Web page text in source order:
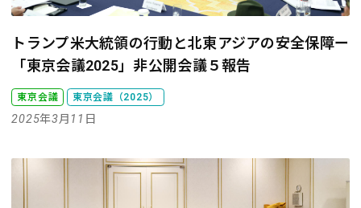
トランプ米大統領の行動と北東アジアの安全保障ー
「東京会議2025」非公開会議５報告
東京会議 東京会議（2025）
2025年3月11日